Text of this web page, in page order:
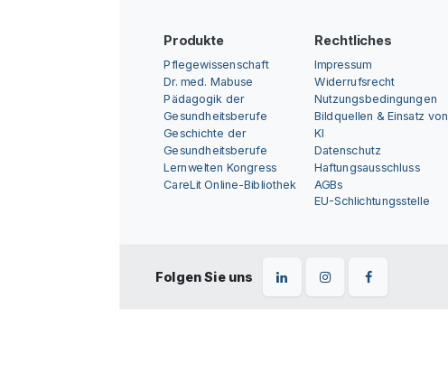
Produkte
Pflegewissenschaft
Dr. med. Mabuse
Pädagogik der
Gesundheitsberufe
Geschichte der
Gesundheitsberufe
Lernwelten Kongress
CareLit Online-Bibliothek
Rechtliches
Impressum
Widerrufsrecht
Nutzungsbedingungen
Bildquellen & Einsatz von
KI
Datenschutz
Haftungsausschluss
AGBs
EU-Schlichtungsstelle
Folgen Sie uns